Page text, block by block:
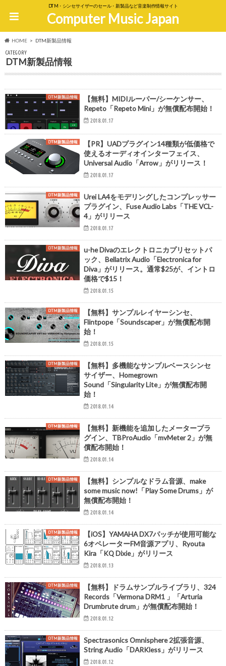
DTM・シンセサイザーのセール・新製品など音楽制作情報サイト
Computer Music Japan
HOME DTM新製品情報
CATEGORY
DTM新製品情報
DTM新製品情報
【無料】MIDIルーパー/シーケンサー、
Repeto「Repeto Mini」が無償配布開始！
2018.01.17
DTM新製品情報
【PR】UADプラグイン14種類が低価格で
使えるオーディオインターフェイス、
Universal Audio「Arrow」がリリース！
2018.01.17
DTM新製品情報
Urei LA4をモデリングしたコンプレッサー
プラグイン、Fuse Audio Labs「THE VCL-
4」がリリース
2018.01.17
DTM新製品情報
u-he Divaのエレクトロニカプリセットパ
ック、Bellatrix Audio「Electronica for
Diva」がリリース。通常$25が、イントロ
価格で$15！
2018.01.15
DTM新製品情報
【無料】サンプルレイヤーシンセ、
Flintpope「Soundscaper」が無償配布開
始！
2018.01.15
DTM新製品情報
【無料】多機能なサンプルベースシンセ
サイザー、Homegrown
Sound「Singularity Lite」が無償配布開
始！
2018.01.14
DTM新製品情報
【無料】新機能を追加したメータープラ
グイン、TBProAudio「mvMeter 2」が無
償配布開始！
2018.01.14
DTM新製品情報
【無料】シンプルなドラム音源、make
some music now!「Play Some Drums」が
無償配布開始！
2018.01.14
DTM新製品情報
【iOS】YAMAHA DX7パッチが使用可能な
6オペレーターFM音源アプリ、Ryouta
Kira「KQ Dixie」がリリース
2018.01.13
DTM新製品情報
【無料】ドラムサンプルライブラリ、324
Records「Vermona DRM1 」「Arturia
Drumbrute drum」が無償配布開始！
2018.01.12
DTM新製品情報
Spectrasonics Omnisphere 2拡張音源、
String Audio「DARKless」がリリース
2018.01.12